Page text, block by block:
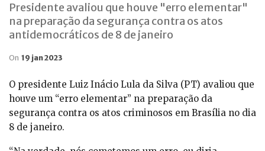
Presidente avaliou que houve "erro elementar"
na preparação da segurança contra os atos
antidemocráticos de 8 de janeiro
On 19 jan 2023
O presidente Luiz Inácio Lula da Silva (PT) avaliou que
houve um “erro elementar” na preparação da
segurança contra os atos criminosos em Brasília no dia
8 de janeiro.